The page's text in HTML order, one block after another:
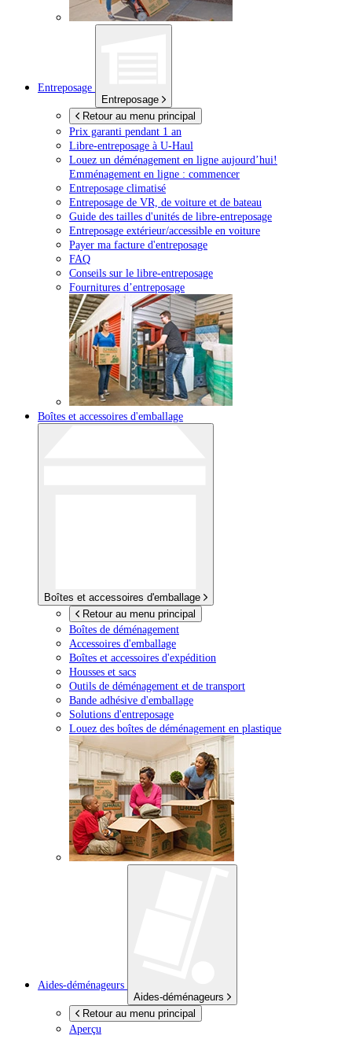
Entreposage
Entreposage
Retour au menu principal
Prix garanti pendant 1 an
Libre-entreposage à U-Haul
Louez un déménagement en ligne aujourd’hui!
Emménagement en ligne : commencer
Entreposage climatisé
Entreposage de VR, de voiture et de bateau
Guide des tailles d'unités de libre-entreposage
Entreposage extérieur/accessible en voiture
Payer ma facture d'entreposage
FAQ
Conseils sur le libre-entreposage
Fournitures d’entreposage
Boîtes et accessoires d'emballage
Boîtes et accessoires d'emballage
Retour au menu principal
Boîtes de déménagement
Accessoires d'emballage
Boîtes et accessoires d'expédition
Housses et sacs
Outils de déménagement et de transport
Bande adhésive d'emballage
Solutions d'entreposage
Louez des boîtes de déménagement en plastique
Aides-déménageurs
Aides-déménageurs
Retour au menu principal
Aperçu